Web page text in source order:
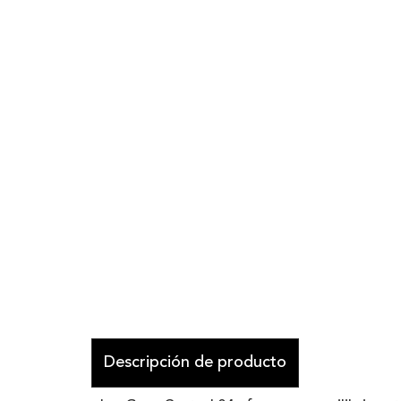
Descripción de producto